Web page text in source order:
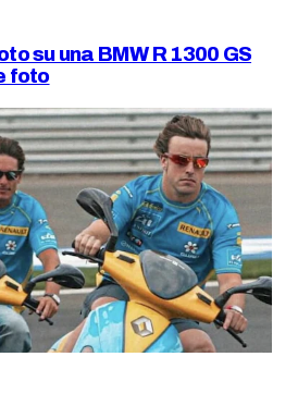
su una BMW R 1300 GS
foto